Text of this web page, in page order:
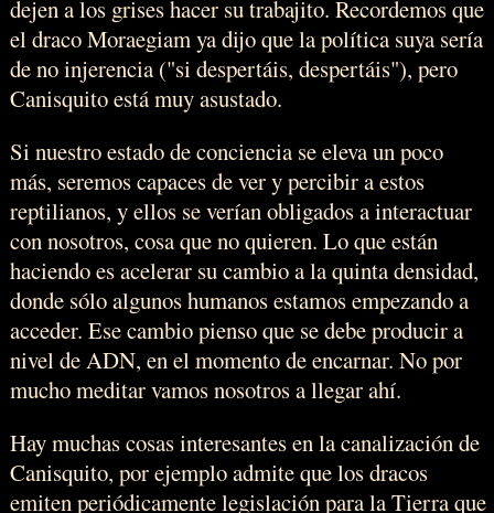
dejen a los grises hacer su trabajito. Recordemos que
el draco Moraegiam ya dijo que la política suya sería
de no injerencia ("si despertáis, despertáis"), pero
Canisquito está muy asustado.
Si nuestro estado de conciencia se eleva un poco
más, seremos capaces de ver y percibir a estos
reptilianos, y ellos se verían obligados a interactuar
con nosotros, cosa que no quieren. Lo que están
haciendo es acelerar su cambio a la quinta densidad,
donde sólo algunos humanos estamos empezando a
acceder. Ese cambio pienso que se debe producir a
nivel de ADN, en el momento de encarnar. No por
mucho meditar vamos nosotros a llegar ahí.
Hay muchas cosas interesantes en la canalización de
Canisquito, por ejemplo admite que los dracos
emiten periódicamente legislación para la Tierra que